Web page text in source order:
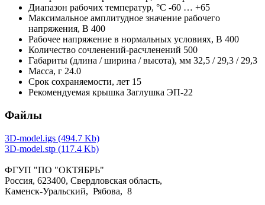
Диапазон рабочих температур, °С -60 … +65
Максимальное амплитудное значение рабочего
напряжения, В 400
Рабочее напряжение в нормальных условиях, В 400
Количество сочленений-расчленений 500
Габариты (длина / ширина / высота), мм 32,5 / 29,3 / 29,3
Масса, г 24.0
Срок сохраняемости, лет 15
Рекомендуемая крышка Заглушка ЭП-22
Файлы
3D-model.igs (494.7 Kb)
3D-model.stp (117.4 Kb)
ФГУП "ПО "ОКТЯБРЬ"
Россия, 623400, Свердловская область,
Каменск-Уральский, Рябова, 8